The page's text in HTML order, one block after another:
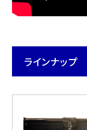
ラインナップ